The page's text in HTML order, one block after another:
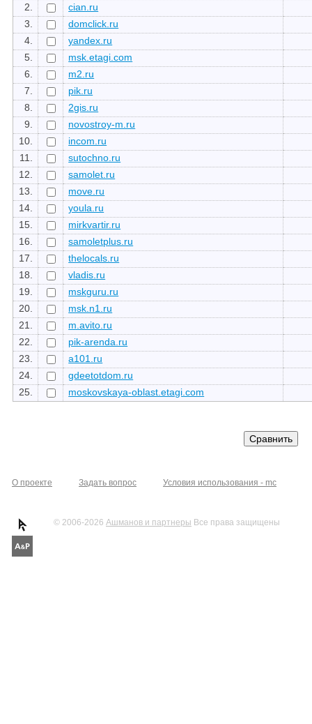
2.
cian.ru
3.
domclick.ru
4.
yandex.ru
5.
msk.etagi.com
6.
m2.ru
7.
pik.ru
8.
2gis.ru
9.
novostroy-m.ru
10.
incom.ru
11.
sutochno.ru
12.
samolet.ru
13.
move.ru
14.
youla.ru
15.
mirkvartir.ru
16.
samoletplus.ru
17.
thelocals.ru
18.
vladis.ru
19.
mskguru.ru
20.
msk.n1.ru
21.
m.avito.ru
22.
pik-arenda.ru
23.
a101.ru
24.
gdeetotdom.ru
25.
moskovskaya-oblast.etagi.com
О проекте Задать вопрос Условия использования - mc
© 2006-2026 Ашманов и партнеры Все права защищены